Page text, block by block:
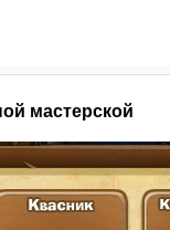
мастерской